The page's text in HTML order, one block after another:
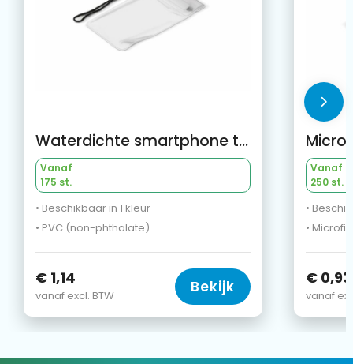
Waterdichte smartphone tas
Vanaf
175 st.
• Beschikbaar in 1 kleur
• PVC (non-phthalate)
€ 1,14
vanaf excl. BTW Bekijk
Vanaf
250 st.
•
•
€ 0,93
vanaf